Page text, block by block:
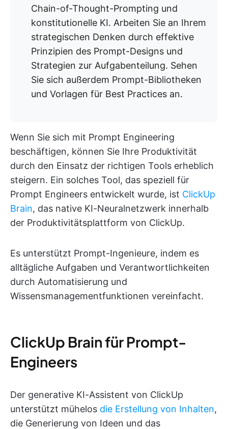
Chain-of-Thought-Prompting und
konstitutionelle KI. Arbeiten Sie an Ihrem
strategischen Denken durch effektive
Prinzipien des Prompt-Designs und
Strategien zur Aufgabenteilung. Sehen
Sie sich außerdem Prompt-Bibliotheken
und Vorlagen für Best Practices an.
Wenn Sie sich mit Prompt Engineering
beschäftigen, können Sie Ihre Produktivität
durch den Einsatz der richtigen Tools erheblich
steigern. Ein solches Tool, das speziell für
Prompt Engineers entwickelt wurde, ist ClickUp
Brain, das native KI-Neuralnetzwerk innerhalb
der Produktivitätsplattform von ClickUp.
Es unterstützt Prompt-Ingenieure, indem es
alltägliche Aufgaben und Verantwortlichkeiten
durch Automatisierung und
Wissensmanagementfunktionen vereinfacht.
ClickUp Brain für Prompt-
Engineers
Der generative KI-Assistent von ClickUp
unterstützt mühelos die Erstellung von Inhalten,
die Generierung von Ideen und das